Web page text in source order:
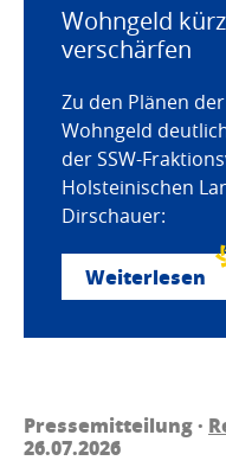
Wohngeld
verschärfen
Zu den Plänen
Wohngeld
der SSW-
Holsteinischen
Dirschauer:
Weiterlesen
Pressemitteilung ·
26.07.2026